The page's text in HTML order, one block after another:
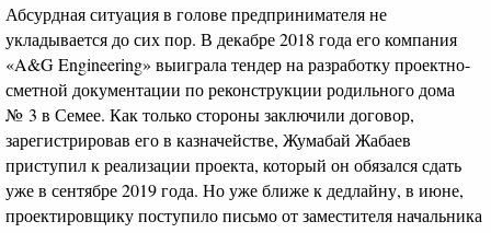
Абсурдная ситуация в голове предпринимателя не
укладывается до сих пор. В декабре 2018 года его компания
«A&G Engineering» выиграла тендер на разработку проектно-
сметной документации по реконструкции родильного дома
№ 3 в Семее. Как только стороны заключили договор,
зарегистрировав его в казначействе, Жумабай Жабаев
приступил к реализации проекта, который он обязался сдать
уже в сентябре 2019 года. Но уже ближе к дедлайну, в июне,
проектировщику поступило письмо от заместителя начальника